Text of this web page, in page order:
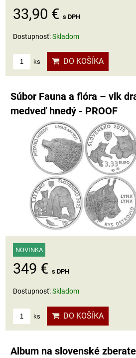
33,90 € s DPH
Dostupnosť:Skladom
ks DO KOŠÍKA
Súbor Fauna a flóra – vlk
medveď hnedý - PROOF
NOVINKA
349 € s DPH
Dostupnosť:Skladom
ks DO KOŠÍKA
Album na slovenské